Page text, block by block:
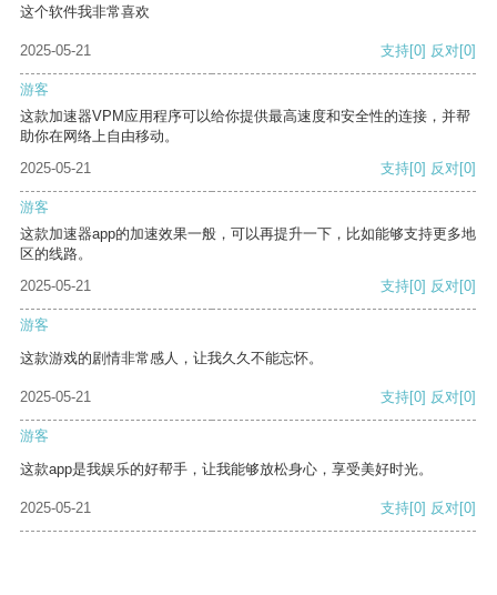
这个软件我非常喜欢
2025-05-21 支持[0] 反对[0]
游客
这款加速器VPM应用程序可以给你提供最高速度和安全性的连接，并帮
助你在网络上自由移动。
2025-05-21
支持[0] 反对[0]
游客
这款加速器app的加速效果一般，可以再提升一下，比如能够支持更多地
区的线路。
2025-05-21
支持[0] 反对[0]
游客
这款游戏的剧情非常感人，让我久久不能忘怀。
2025-05-21 支持[0] 反对[0]
游客
这款app是我娱乐的好帮手，让我能够放松身心，享受美好时光。
2025-05-21 支持[0] 反对[0]